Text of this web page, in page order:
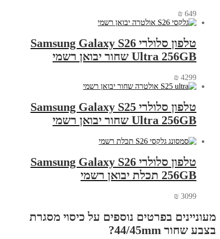
₪ 649
טלפון סלולרי Samsung Galaxy S26
Ultra 256GB שחור יבואן רשמי
₪ 4299
טלפון סלולרי Samsung Galaxy S25
Ultra 256GB שחור יבואן רשמי
טלפון סלולרי Samsung Galaxy S26
256GB תכלת יבואן רשמי
₪ 3099
מעוניינים בפרטים נוספים על כיסוי מסגרת
בצבע שחור 44/45mm?